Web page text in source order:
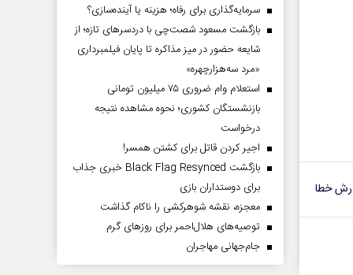
خطا
سرمایه‌گذاری برای رفاه؛ هزینه یا آینده‌سازی؟
بازگشت مسعود شصت‌چی با دردسر‌های تازه؛ از
شایعه حضور در میز مذاکره تا پایان فیلمبرداری
«مرد سه‌هزارچهره»
استعلام وام ضروری ۷۵ میلیون تومانی
بازنشستگان کشوری؛ نحوه مشاهده نتیجه
درخواست
اجیر کردن قاتل برای کشتن همسر!
بازگشت Black Flag Resynced خبری جذاب
برای دوستداران بازی
معجزه، نقشه شوهرکشی را ناکام گذاشت
توصیه‌های هلال‌احمر برای روز‌های گرم
جام‌جهانی مهاجران